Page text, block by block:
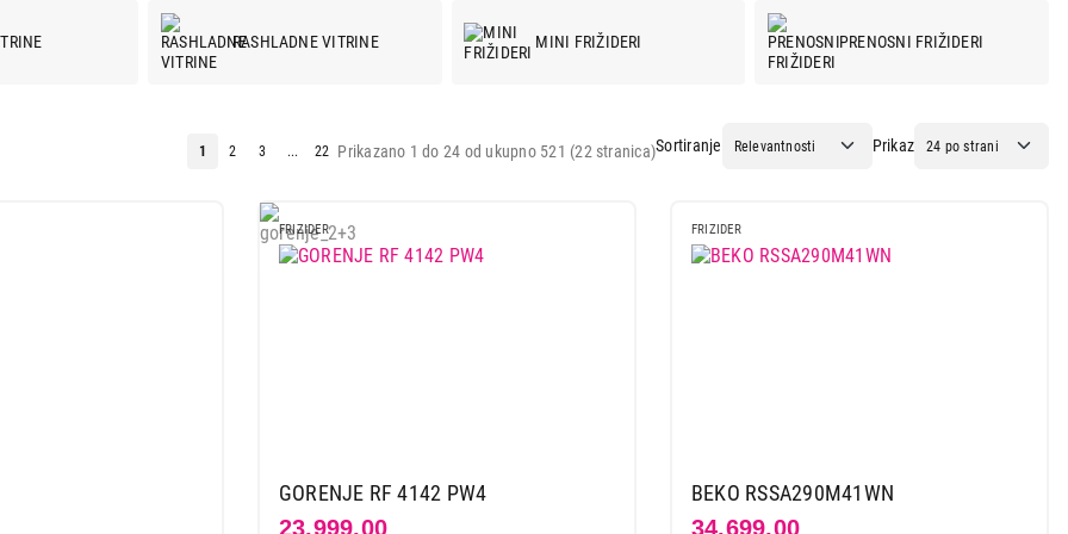
RASHLADNE VITRINE MINI FRIŽIDERI PRENOSNI FRIŽIDERI
Sortiranje Prikaz
Prikazano 1 do 24 od ukupno 521 (22 stranica)
1 2 3 ... 22
FRIZIDER
GORENJE RF 4142 PW4
23.999,00
FRIZIDER
BEKO RSSA290M41WN
34.699,00